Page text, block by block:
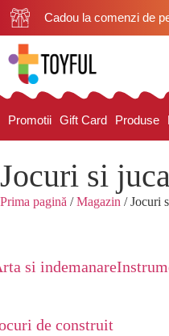
Cadou la comenzi de
Promotii Gift Card Produse
Jocuri si
Prima pagină /Magazin / Jocuri
si indemanare
de construit